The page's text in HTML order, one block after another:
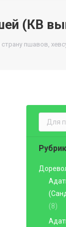
(КВ
пшавов,
Поиск:
(8)